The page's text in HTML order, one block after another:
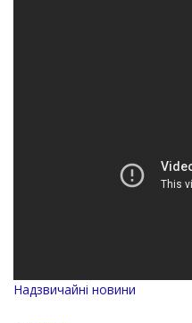
Надзвичайні новини